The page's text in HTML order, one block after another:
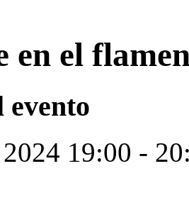
en el
evento
2024 19:00 -